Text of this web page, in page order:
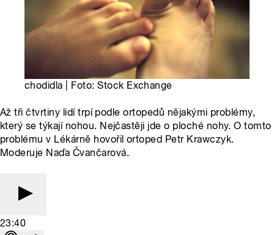
chodidla | Foto: Stock Exchange
Až tři čtvrtiny lidí trpí podle ortopedů nějakými problémy,
který se týkají nohou. Nejčastěji jde o ploché nohy. O tomto
problému v Lékárně hovořil ortoped Petr Krawczyk.
Moderuje Naďa Čvančarová.
23:40